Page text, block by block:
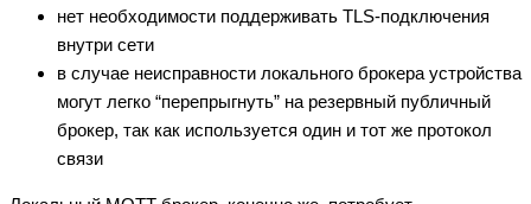
нет необходимости поддерживать TLS-подключения
внутри сети
в случае неисправности локального брокера устройства
могут легко “перепрыгнуть” на резервный публичный
брокер, так как используется один и тот же протокол
связи